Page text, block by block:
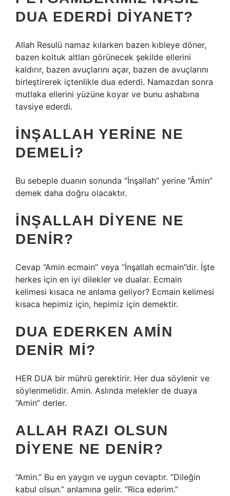
DUA EDERDI DIYANET?
Allah Resulü namaz kılarken bazen kıbleye döner,
bazen koltuk altları görünecek şekilde ellerini
kaldırır, bazen avuçlarını açar, bazen de avuçlarını
birleştirerek içtenlikle dua ederdi. Namazdan sonra
mutlaka ellerini yüzüne koyar ve bunu ashabına
tavsiye ederdi.
İNŞALLAH YERINE NE
DEMELI?
Bu sebeple duanın sonunda “İnşallah” yerine “Âmin”
demek daha doğru olacaktır.
İNŞALLAH DIYENE NE
DENIR?
Cevap “Amin ecmain” veya “İnşallah ecmain”dir. İşte
herkes için en iyi dilekler ve dualar. Ecmain
kelimesi kısaca ne anlama geliyor? Ecmain kelimesi
kısaca hepimiz için, hepimiz için demektir.
DUA EDERKEN AMIN
DENIR MI?
HER DUA bir mührü gerektirir. Her dua söylenir ve
söylenmelidir. Amin. Aslında melekler de duaya
“Amin” derler.
ALLAH RAZI OLSUN
DIYENE NE DENIR?
“Amin.” Bu en yaygın ve uygun cevaptır. “Dileğin
kabul olsun.” anlamına gelir. “Rica ederim.”